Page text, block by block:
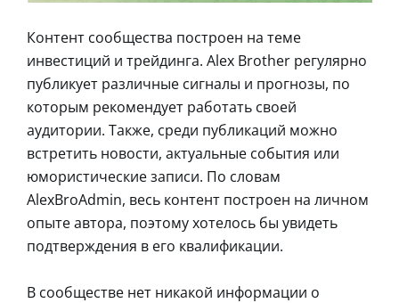
Контент сообщества построен на теме
инвестиций и трейдинга. Alex Brother регулярно
публикует различные сигналы и прогнозы, по
которым рекомендует работать своей
аудитории. Также, среди публикаций можно
встретить новости, актуальные события или
юмористические записи. По словам
AlexBroAdmin, весь контент построен на личном
опыте автора, поэтому хотелось бы увидеть
подтверждения в его квалификации.
В сообществе нет никакой информации о